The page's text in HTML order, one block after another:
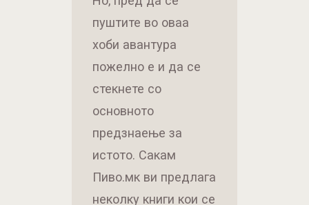
пуштите во оваа
хоби авантура
пожелно е и да се
стекнете со
основното
предзнаење за
истото. Сакам
Пиво.мк ви предлага
неколку книги кои се